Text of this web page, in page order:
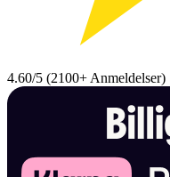
4.60/5 (2100+ Anmeldelser)